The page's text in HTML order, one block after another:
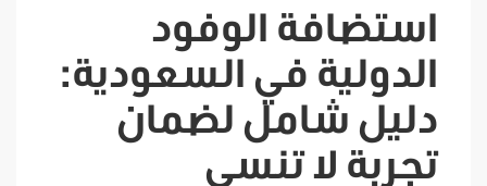
استضافة الوفود
الدولية في السعودية:
دليل شامل لضمان
تجربة لا تنسى